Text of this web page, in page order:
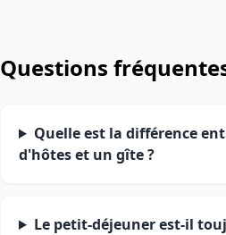
Questions
Quelle est la différence
d'hôtes et un gîte ?
Le petit-déjeuner est-il